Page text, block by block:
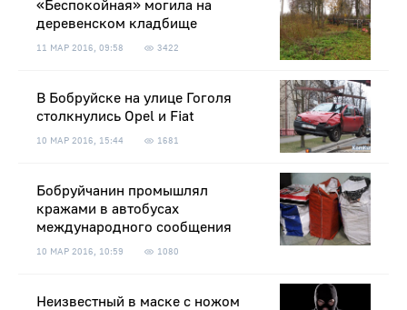
«Беспокойная» могила на
деревенском кладбище
11 МАР 2016, 09:58 3422
В Бобруйске на улице Гоголя
столкнулись Opel и Fiat
10 МАР 2016, 15:44 1681
Бобруйчанин промышлял
кражами в автобусах
международного сообщения
10 МАР 2016, 10:59 1080
Неизвестный в маске с ножом